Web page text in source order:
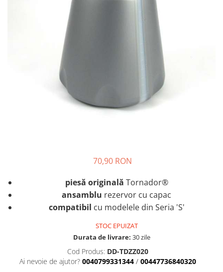
70,90 RON
piesă originală Tornador®
ansamblu rezervor cu capac
compatibil cu modelele din Seria 'S'
STOC EPUIZAT
Durata de livrare: 30 zile
Cod Produs: DD-TDZZ020
Ai nevoie de ajutor? 0040799331344 / 00447736840320